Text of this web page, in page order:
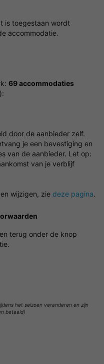
is toegestaan wordt
accommodatie.
69 accommodaties
door de aanbieder zelf.
je een bevestiging en
van de aanbieder. Let op:
van je verblijf
wijzigen, zie deze pagina.
terug onder de knop
het seizoen veranderen en zijn
betaald)